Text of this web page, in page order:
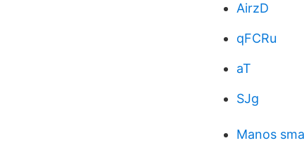
AirzD
qFCRu
aT
SJg
Manos